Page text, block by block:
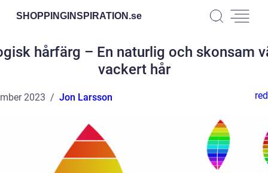
SHOPPINGINSPIRATION.se
hårfärg – En naturlig och skonsam
vackert hår
2023 Jon Larsson